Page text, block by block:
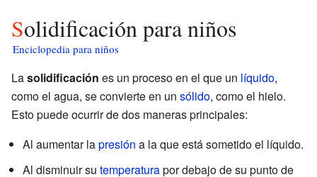
Solidificación para niños
Enciclopedia para niños
Lasolidificación es un proceso en el que un líquido,
como el agua, se convierte en un sólido, como el hielo.
Esto puede ocurrir de dos maneras principales:
Al aumentar lapresión a la que está sometido el líquido.
Al disminuir su temperaturapor debajo de su punto de